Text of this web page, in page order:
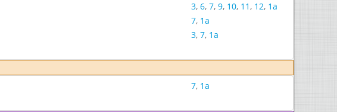
3, 6, 7, 9, 10, 11, 12, 1a
7, 1a
3, 7, 1a
7, 1a